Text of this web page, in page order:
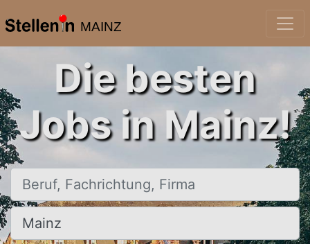
MAINZ
Die besten
Jobs in Mainz!
Beruf, Fachrichtung, Firma
Ort, Stadt